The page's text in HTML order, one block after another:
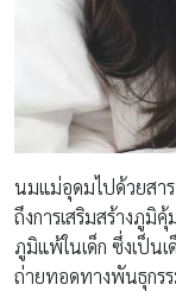
นมแม่อุดมไปด้วยสา
ถึงการเสริมสร้างภูมิคุ้
ภูมิแพ้ในเด็ก ซึ่งเป็น
ถ่ายทอดทางพันธุกรร